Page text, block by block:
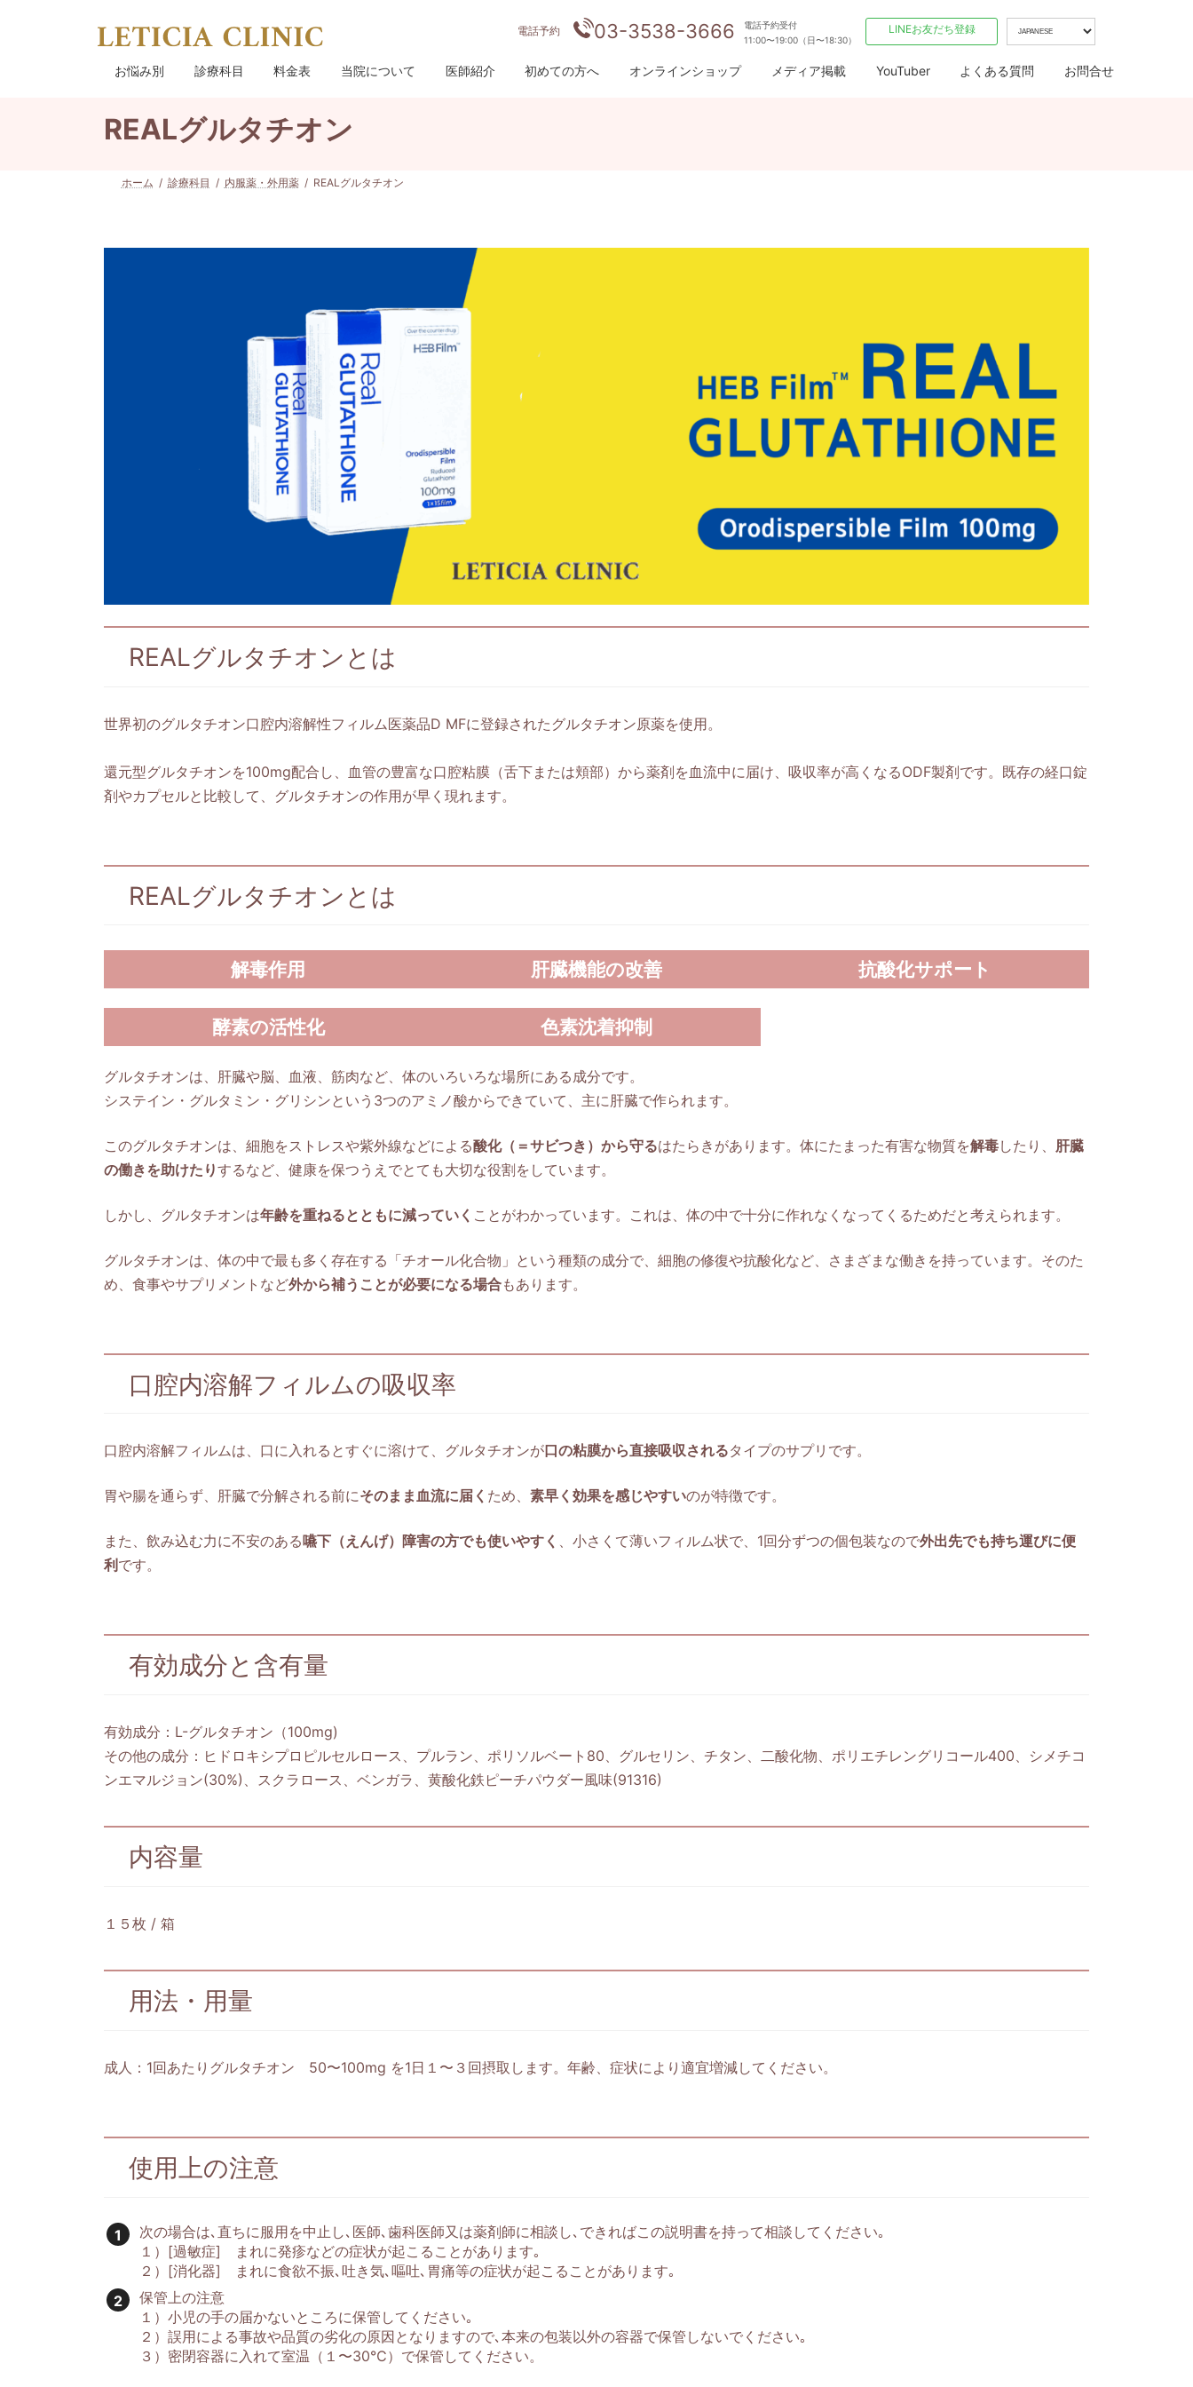
電話予約 03-3538-3666
電話予約受付
11:00〜19:00（日〜18:30）
LINEお友だち登録
お悩み別 診療科目 料金表 当院について 医師紹介 初めての方へ オンラインショップ メディア掲載 YouTuber よくある質問 お問合せ
REALグルタチオン
ホーム 診療科目 内服薬・外用薬 REALグルタチオン
REALグルタチオンとは
世界初のグルタチオン口腔内溶解性フィルム医薬品D MFに登録されたグルタチオン原薬を使用。
還元型グルタチオンを100mg配合し、血管の豊富な口腔粘膜（舌下または頬部）から薬剤を血流中に届け、吸収率が高くなるODF製剤です。既存の経口錠
剤やカプセルと比較して、グルタチオンの作用が早く現れます。
REALグルタチオンとは
解毒作用
酵素の活性化
肝臓機能の改善
色素沈着抑制
抗酸化サポート
グルタチオンは、肝臓や脳、血液、筋肉など、体のいろいろな場所にある成分です。
システイン・グルタミン・グリシンという3つのアミノ酸からできていて、主に肝臓で作られます。
このグルタチオンは、細胞をストレスや紫外線などによる酸化（＝サビつき）から守るはたらきがあります。体にたまった有害な物質を解毒したり、 肝臓
の働きを助けたりするなど、健康を保つうえでとても大切な役割をしています。
しかし、グルタチオンは年齢を重ねるとともに減っていく ことがわかっています。これは、体の中で十分に作れなくなってくるためだと考えられます。
グルタチオンは、体の中で最も多く存在する「チオール化合物」という種類の成分で、細胞の修復や抗酸化など、さまざまな働きを持っています。そのた
め、食事やサプリメントなど外から補うことが必要になる場合もあります。
口腔内溶解フィルムの吸収率
口腔内溶解フィルムは、口に入れるとすぐに溶けて、グルタチオンが口の粘膜から直接吸収されるタイプのサプリです。
胃や腸を通らず、肝臓で分解される前にそのまま血流に届く ため、 素早く効果を感じやすいのが特徴です。
また、飲み込む力に不安のある嚥下（えんげ）障害の方でも使いやすく 、小さくて薄いフィルム状で、1回分ずつの個包装なので外出先でも持ち運びに便
利 です。
有効成分と含有量
有効成分：L-グルタチオン（100mg)
その他の成分：ヒドロキシプロピルセルロース、プルラン、ポリソルベート80、グルセリン、チタン、二酸化物、ポリエチレングリコール400、シメチコ
ンエマルジョン(30%)、スクラロース、ベンガラ、黄酸化鉄ピーチパウダー風味(91316)
内容量
１５枚 / 箱
用法・用量
成人：1回あたりグルタチオン 50〜100mg を1日１〜３回摂取します。年齢、症状により適宜増減してください。
使用上の注意
次の場合は､直ちに服用を中止し､医師､歯科医師又は薬剤師に相談し､できればこの説明書を持って相談してください｡
１）[過敏症] まれに発疹などの症状が起こることがあります｡
２）[消化器] まれに食欲不振､吐き気､嘔吐､胃痛等の症状が起こることがあります｡
保管上の注意
１）小児の手の届かないところに保管してください｡
２）誤用による事故や品質の劣化の原因となりますので､本来の包装以外の容器で保管しないでください｡
３）密閉容器に入れて室温（１〜30℃）で保管してください。